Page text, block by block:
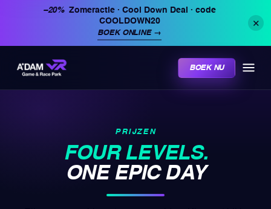
−20% Zomeractie · Cool Down Deal
· code
COOLDOWN20
BOEK ONLINE→
✕
BOEK NU
PRIJZEN
FOUR LEVELS.
ONE EPIC DAY